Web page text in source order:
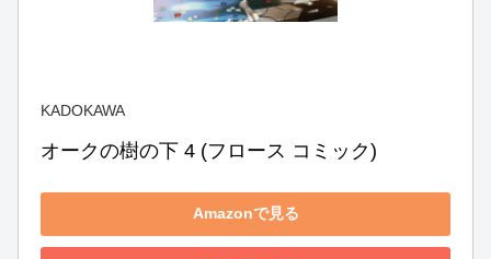
KADOKAWA
オークの樹の下 4 (フロース コミック)
Amazonで見る